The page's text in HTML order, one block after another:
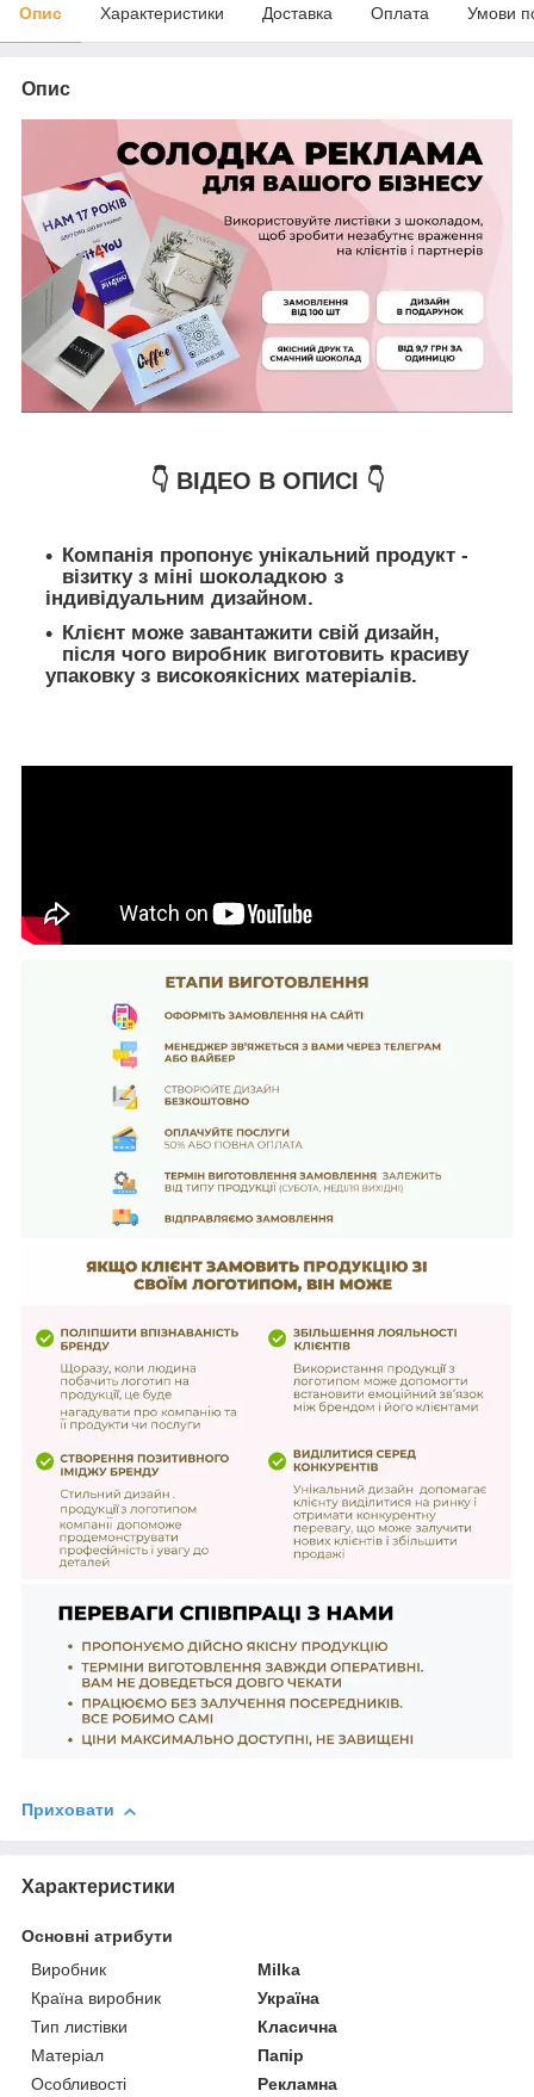
Опис Характеристики Доставка Оплата Умови
Опис
👇 ВІДЕО В ОПИСІ 👇
Компанія пропонує унікальний продукт -
візитку з міні шоколадкою з
індивідуальним дизайном.
Клієнт може завантажити свій дизайн,
після чого виробник виготовить красиву
упаковку з високоякісних матеріалів.
Приховати
Характеристики
Основні атрибути
Виробник
Milka
Країна виробник
Україна
Тип листівки
Класична
Матеріал
Папір
Особливості
Рекламна